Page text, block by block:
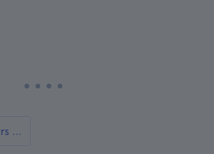
Ateliers et cours à Madrid